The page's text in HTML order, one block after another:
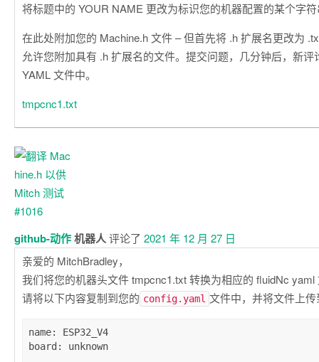
将标题中的 YOUR NAME 更改为标识您的机器配置的某个字
在此处附加您的 Machine.h 文件 – 但首先将 .h 扩展名更改为
允许您附加具有 .h 扩展名的文件。提交问题，几分钟后，新评
YAML 文件中。
tmpcnc1.txt
github-动作机器人评论了 2021 年 12 月 27 日
亲爱的 MitchBradley，
我们将您的机器头文件 tmpcnc1.txt 转换为相应的 fluidNc yaml
请将以下内容复制到您的 config.yaml 文件中，并将文件上
name: ESP32_V4
board : unknown